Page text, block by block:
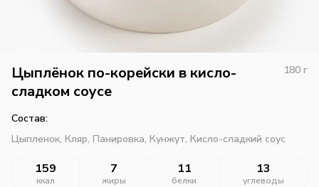
Цыплёнок по-корейски в кисло-
сладком соусе
180 г
Состав:
Цыпленок, Кляр, Панировка, Кунжут, Кисло-сладкий соус
159
ккал
7
жиры
11
белки
13
углеводы